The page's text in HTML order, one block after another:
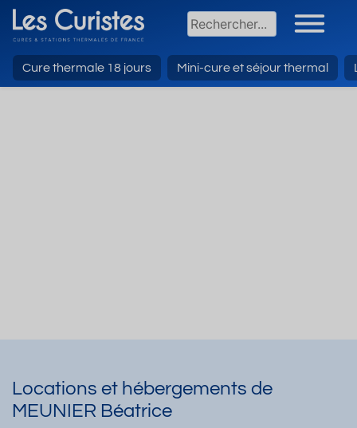
Cure thermale 18 jours Mini-cure et séjour thermal
Locations et hébergements de
MEUNIER Béatrice